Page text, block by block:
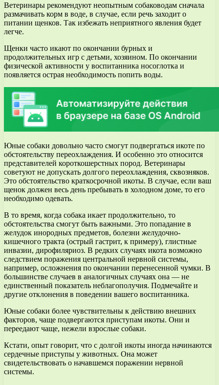
Ветеринары рекомендуют неопытным собаководам сначала
размачивать корм в воде, в случае, если речь заходит о
питании щенков. Так избежать неприятного явления будет
легче.
Щенки часто икают по окончании бурных и
продолжительных игр с детьми, хозяином. По окончании
физической активности у воспитанника носоглотка и
появляется острая необходимость попить воды.
Юные собаки довольно часто смогут подвергаться икоте по
обстоятельству переохлаждения. И особенно это относится
представителей короткошерстных пород. Ветеринары
советуют не допускать долгого переохлаждения, сквозняков.
Это обстоятельство краткосрочной икоты. В случае, если ваш
щенок должен весь день пребывать в холодном доме, то его
необходимо одевать.
В то время, когда собака икает продолжительно, то
обстоятельства смогут быть важными. Это попадание в
желудок инородных предметов, болезни желудочно-
кишечного тракта (острый гастрит, к примеру), глистные
инвазии, дирофиляриоз. В редких случаях икота возможно
следствием поражения центральной нервной системы,
например, осложнения по окончании перенесенной чумки. В
большинстве случаев в аналогичных случаях она — не
единственный показатель неблагополучия. Подмечайте и
другие отклонения в поведении вашего воспитанника.
Юные собаки более чувствительны к действию внешних
факторов, чаще подвергаются приступам икоты. Они и
переедают чаще, нежели взрослые собаки.
Кстати, опыт говорит, что с долгой икоты иногда начинаются
сердечные приступы у животных. Она может
свидетельствовать о начавшемся поражении нервной
системы.